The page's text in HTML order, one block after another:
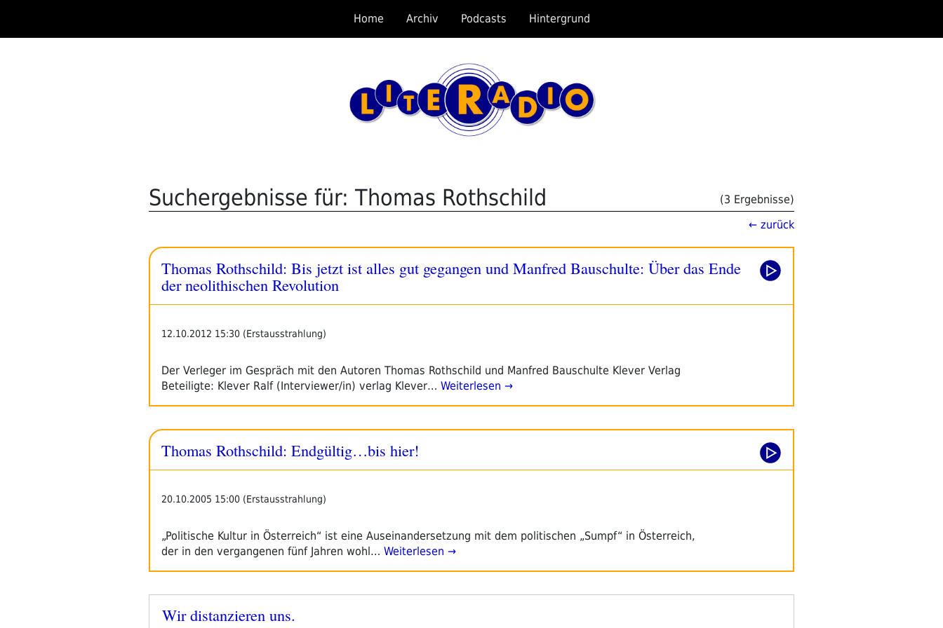
springen
Home Archiv Podcasts Hintergrund
Suchergebnisse für: Thomas Rothschild
(3 Ergebnisse)
← zurück
Thomas Rothschild: Bis jetzt ist alles gut gegangen und Manfred Bauschulte: Über das Ende
der neolithischen Revolution
12.10.2012 15:30 (Erstausstrahlung)
Der Verleger im Gespräch mit den Autoren Thomas Rothschild und Manfred Bauschulte Klever Verlag
Beteiligte: Klever Ralf (Interviewer/in) verlag Klever… Weiterlesen →
Thomas Rothschild: Endgültig…bis hier!
20.10.2005 15:00 (Erstausstrahlung)
„Politische Kultur in Österreich“ ist eine Auseinandersetzung mit dem politischen „Sumpf“ in Österreich,
der in den vergangenen fünf Jahren wohl… Weiterlesen →
Veröffentlicht
Wir distanzieren uns.